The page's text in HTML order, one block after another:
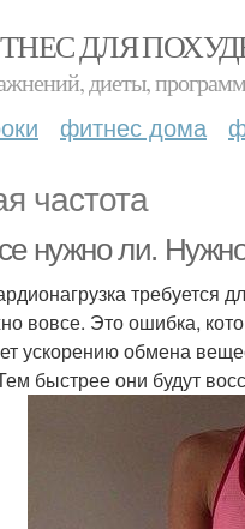
ДЛЯ
диеты,
фитнес дома
частота
нужно ли.
требуется
вовсе. Это ошибка,
ускорению обмена
быстрее они будут